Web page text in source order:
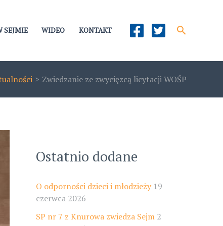
SEJMIE WIDEO KONTAKT Szukaj
Zwiedzanie ze zwycięzcą licytacji WOŚP
Ostatnio dodane
O odporności dzieci i młodzieży 19
czerwca 2026
SP nr 7 z Knurowa zwiedza Sejm 2